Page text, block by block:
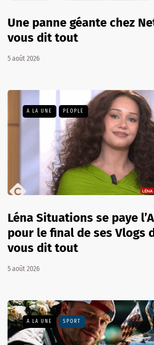
Une panne géante chez
vous dit tout
5 août 2026
A LA UNE PEOPLE
Léna Situations se paye
pour le final de ses Vlogs
vous dit tout
5 août 2026
A LA UNE SPORT